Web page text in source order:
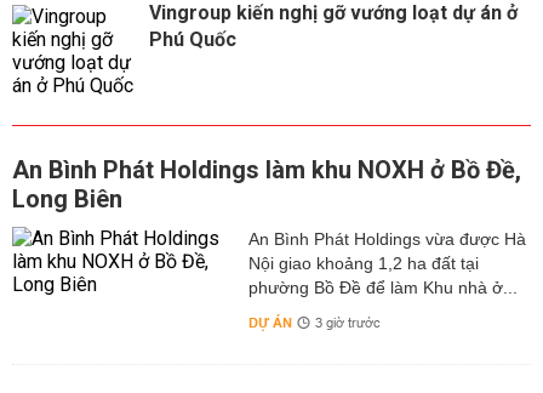
Vingroup kiến nghị gỡ vướng loạt dự án ở
Phú Quốc
An Bình Phát Holdings làm khu NOXH ở Bồ Đề,
Long Biên
An Bình Phát Holdings vừa được Hà
Nội giao khoảng 1,2 ha đất tại
phường Bồ Đề để làm Khu nhà ở...
DỰ ÁN 3 giờ trước